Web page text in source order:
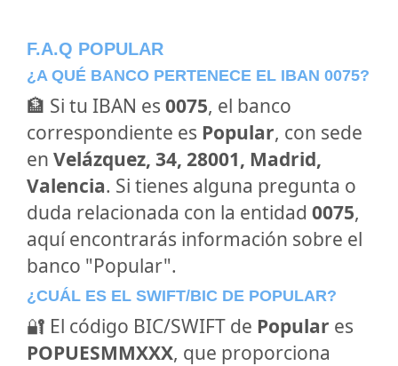
F.A.Q POPULAR
¿A QUÉ BANCO PERTENECE EL IBAN 0075?
🏦 Si tu IBAN es 0075, el banco
correspondiente es Popular, con sede
en Velázquez, 34, 28001, Madrid,
Valencia. Si tienes alguna pregunta o
duda relacionada con la entidad 0075,
aquí encontrarás información sobre el
banco "Popular".
¿CUÁL ES EL SWIFT/BIC DE POPULAR?
🔐 El código BIC/SWIFT de Popular es
POPUESMMXXX, que proporciona